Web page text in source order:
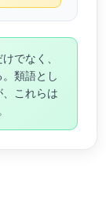
でなく、
類語とし
これらは